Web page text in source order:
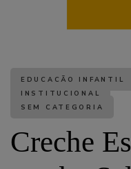
EDUCAÇÃO INFANTIL
INSTITUCIONAL
SEM CATEGORIA
Creche